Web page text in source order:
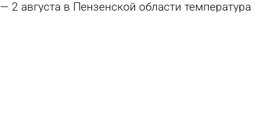
2 августа в Пензенской области температура